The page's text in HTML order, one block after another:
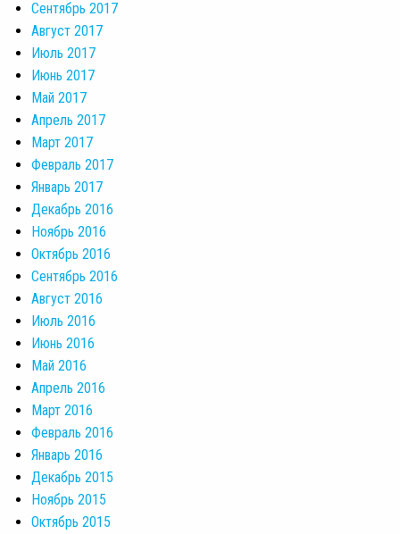
Сентябрь 2017
Август 2017
Июль 2017
Июнь 2017
Май 2017
Апрель 2017
Март 2017
Февраль 2017
Январь 2017
Декабрь 2016
Ноябрь 2016
Октябрь 2016
Сентябрь 2016
Август 2016
Июль 2016
Июнь 2016
Май 2016
Апрель 2016
Март 2016
Февраль 2016
Январь 2016
Декабрь 2015
Ноябрь 2015
Октябрь 2015